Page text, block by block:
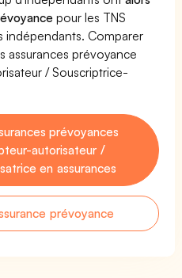
pour les TNS
indépendants. Comparer
assurances prévoyance
/ Souscriptrice-
prévoyances
autorisateur /
en assurances
prévoyance